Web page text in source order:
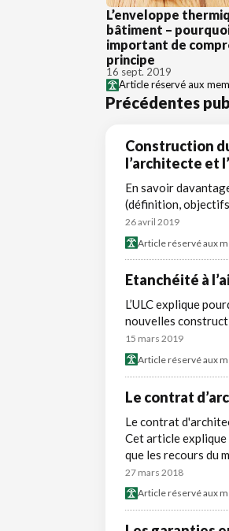
L’enveloppe
bâtiment –
important de
principe
16 sept. 2019
Article réservé aux
Précédentes
Construction
l’architecte et
En savoir
(définition,
26 avril 2019
Article réservé aux
Etanchéité à
L’ULC explique
nouvelles
15 mars 2019
Article réservé aux
Le contrat
Le contrat
Cet article explique
que les recours du
27 mars 2018
Article réservé aux